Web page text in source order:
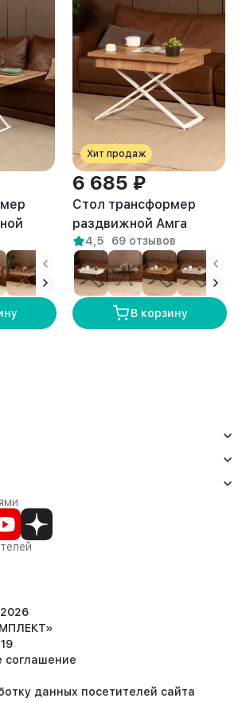
Хит продаж
6 685 ₽
Стол трансформер
раздвижной Амга
белый/амаретто
4,5 69 отзывов
В корзину
(МСК)
соглашение
данных посетителей сайта